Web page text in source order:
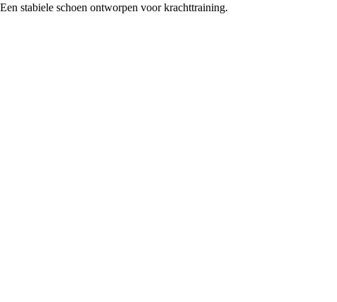
Een stabiele schoen ontworpen voor krachttraining.